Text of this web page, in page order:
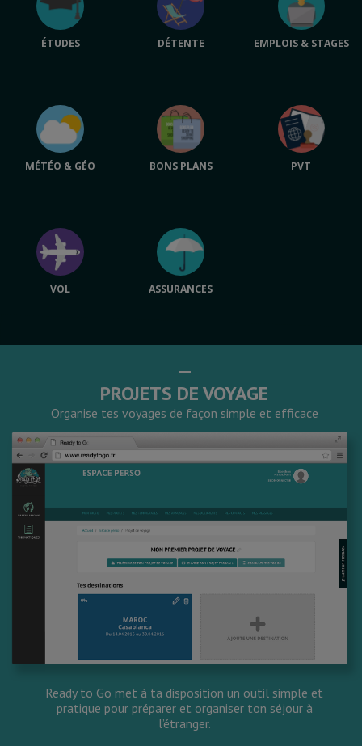
ÉTUDES DÉTENTE EMPLOIS & STAGES
MÉTÉO & GÉO BONS PLANS PVT
VOL ASSURANCES
PROJETS DE VOYAGE
Organise tes voyages de façon simple et efficace
Ready to Go met à ta disposition un outil simple et
pratique pour préparer et organiser ton séjour à
l’étranger.